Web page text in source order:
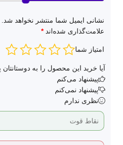
نشانی ایمیل شما منتشر نخواهد شد.
علامت‌گذاری شده‌اند*
امتیاز شما
آیا خرید این محصول را به دوستانتان
پیشنهاد می‌کنم
پیشنهاد نمی‌کنم
نظری ندارم